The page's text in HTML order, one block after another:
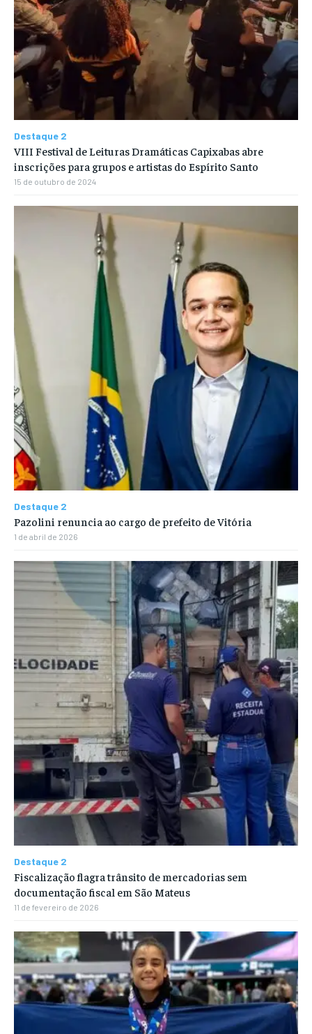
Destaque 2
VIII Festival de Leituras Dramáticas Capixabas abre
inscrições para grupos e artistas do Espírito Santo
15 de outubro de 2024
Destaque 2
Pazolini renuncia ao cargo de prefeito de Vitória
1 de abril de 2026
Destaque 2
Fiscalização flagra trânsito de mercadorias sem
documentação fiscal em São Mateus
11 de fevereiro de 2026